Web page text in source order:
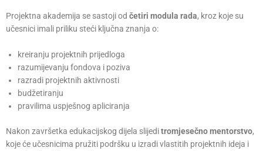
Projektna akademija se sastoji od četiri modula rada, kroz koje su
učesnici imali priliku steći ključna znanja o:
kreiranju projektnih prijedloga
razumijevanju fondova i poziva
razradi projektnih aktivnosti
budžetiranju
pravilima uspješnog apliciranja
Nakon završetka edukacijskog dijela slijeditromjesečno mentorstvo,
koje će učesnicima pružiti podršku u izradi vlastitih projektnih ideja i